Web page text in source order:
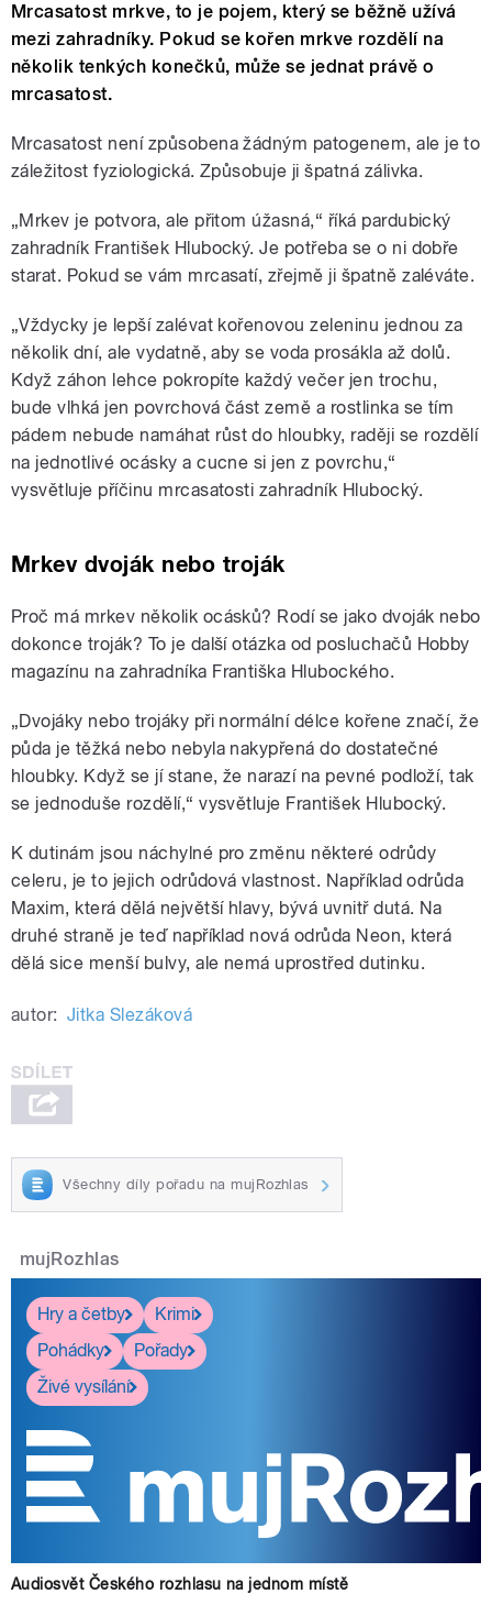
Mrcasatost mrkve, to je pojem, který se běžně užívá
mezi zahradníky. Pokud se kořen mrkve rozdělí na
několik tenkých konečků, může se jednat právě o
mrcasatost.
Mrcasatost není způsobena žádným patogenem, ale je to
záležitost fyziologická. Způsobuje ji špatná zálivka.
„Mrkev je potvora, ale přitom úžasná,“ říká pardubický
zahradník František Hlubocký. Je potřeba se o ni dobře
starat. Pokud se vám mrcasatí, zřejmě ji špatně zaléváte.
„Vždycky je lepší zalévat kořenovou zeleninu jednou za
několik dní, ale vydatně, aby se voda prosákla až dolů.
Když záhon lehce pokropíte každý večer jen trochu,
bude vlhká jen povrchová část země a rostlinka se tím
pádem nebude namáhat růst do hloubky, raději se rozdělí
na jednotlivé ocásky a cucne si jen z povrchu,“
vysvětluje příčinu mrcasatosti zahradník Hlubocký.
Mrkev dvoják nebo troják
Proč má mrkev několik ocásků? Rodí se jako dvoják nebo
dokonce troják? To je další otázka od posluchačů Hobby
magazínu na zahradníka Františka Hlubockého.
„Dvojáky nebo trojáky při normální délce kořene značí, že
půda je těžká nebo nebyla nakypřená do dostatečné
hloubky. Když se jí stane, že narazí na pevné podloží, tak
se jednoduše rozdělí,“ vysvětluje František Hlubocký.
K dutinám jsou náchylné pro změnu některé odrůdy
celeru, je to jejich odrůdová vlastnost. Například odrůda
Maxim, která dělá největší hlavy, bývá uvnitř dutá. Na
druhé straně je teď například nová odrůda Neon, která
dělá sice menší bulvy, ale nemá uprostřed dutinku.
autor: Jitka Slezáková
Všechny díly pořadu na mujRozhlas
mujRozhlas
Hry a četby
Krimi
Pohádky
Pořady
Živé vysílání
Audiosvět Českého rozhlasu na jednom místě